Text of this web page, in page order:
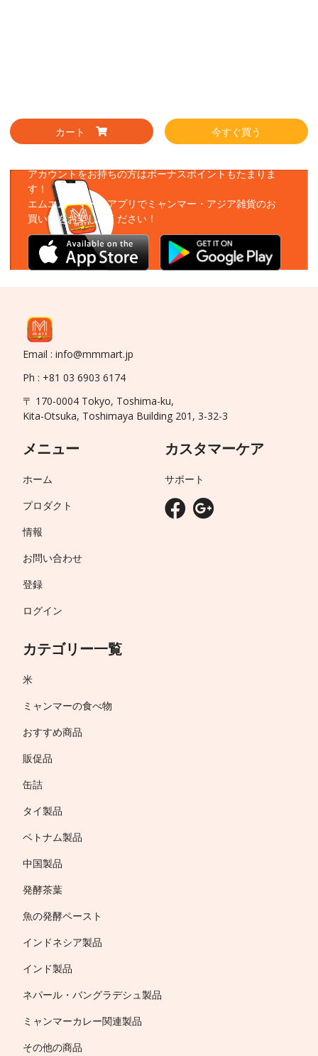
カート 今すぐ買う
アカウントをお持ちの方はボーナスポイントもたまりま
す！
エムエムーマートアプリでミャンマー・アジア雑貨のお
買い物をお楽しみください！
Email : info@mmmart.jp
Ph : +81 03 6903 6174
〒 170-0004 Tokyo, Toshima-ku,
Kita-Otsuka, Toshimaya Building 201, 3-32-3
メニュー
ホーム
プロダクト
情報
お問い合わせ
登録
ログイン
カテゴリー一覧
米
ミャンマーの食べ物
おすすめ商品
販促品
缶詰
タイ製品
ベトナム製品
中国製品
発酵茶葉
魚の発酵ペースト
インドネシア製品
インド製品
ネパール・バングラデシュ製品
ミャンマーカレー関連製品
その他の商品
カスタマーケア
サポート